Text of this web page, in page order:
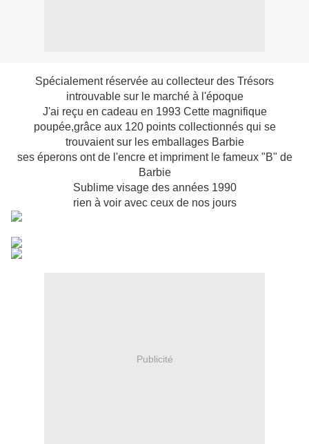
Spécialement réservée au collecteur des Trésors
introuvable sur le marché à l'époque
J'ai reçu en cadeau en 1993 Cette magnifique
poupée,grâce aux 120 points collectionnés qui se
trouvaient sur les emballages Barbie
ses éperons ont de l'encre et impriment le fameux "B" de
Barbie
Sublime visage des années 1990
rien à voir avec ceux de nos jours
Publicité